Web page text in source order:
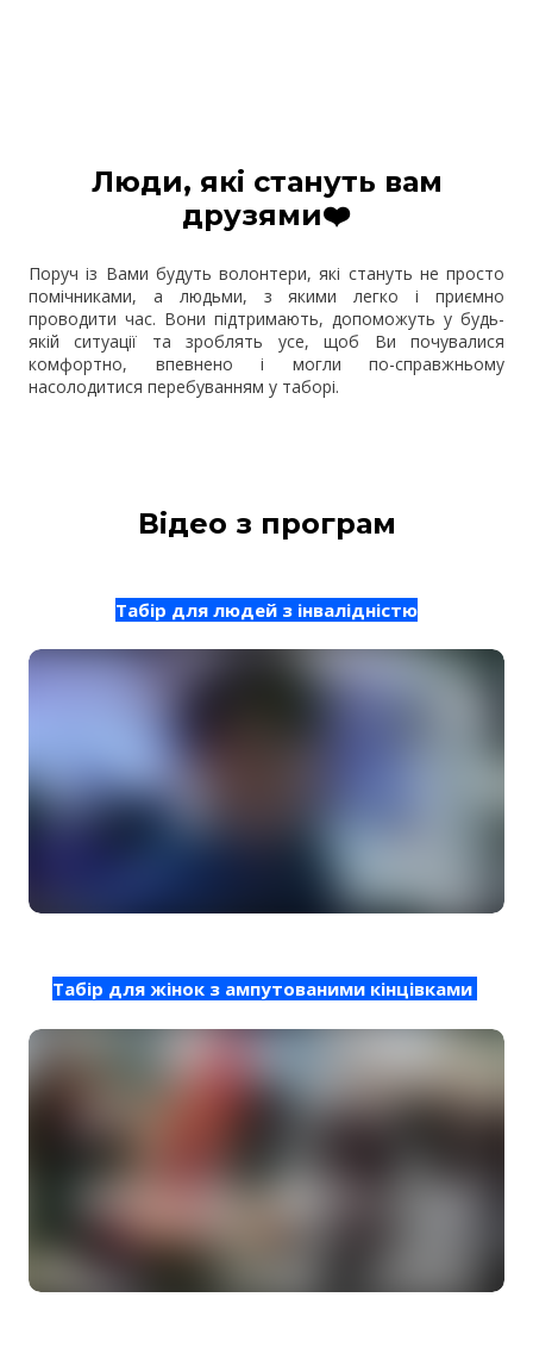
Люди, які стануть вам
друзями❤️
Поруч із Вами будуть волонтери, які стануть не просто
помічниками, а людьми, з якими легко і приємно
проводити час. Вони підтримають, допоможуть у будь-
якій ситуації та зроблять усе, щоб Ви почувалися
комфортно, впевнено і могли по-справжньому
насолодитися перебуванням у таборі.
Відео з програм
Табір для людей з інвалідністю
Табір для жінок з ампутованими кінцівками